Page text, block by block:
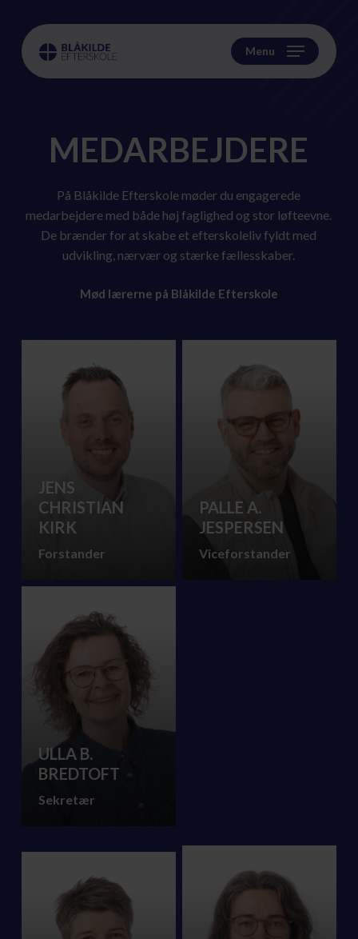
main
content
Menu
MEDARBEJDERE
På Blåkilde Efterskole møder du engagerede
medarbejdere med både høj faglighed og stor løfteevne.
De brænder for at skabe et efterskoleliv fyldt med
udvikling, nærvær og stærke fællesskaber.
Mød lærerne på Blåkilde Efterskole
JENS
CHRISTIAN
KIRK
Forstander
PALLE A.
JESPERSEN
Viceforstander
ULLA B.
BREDTOFT
Sekretær